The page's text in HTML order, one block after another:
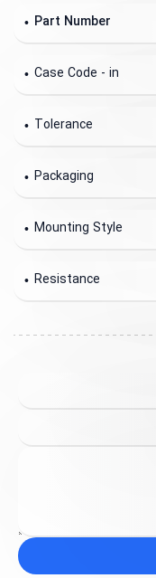
Part Number
Case Code - in
Tolerance
Packaging
Mounting Style
Resistance